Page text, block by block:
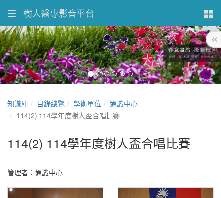
樹人醫專影音平台
知識庫 目錄總覽 學術單位
通識中心
114(2) 114學年度樹人盃合唱比賽
114(2) 114學年度樹人盃合唱比賽
管理者：通識中心